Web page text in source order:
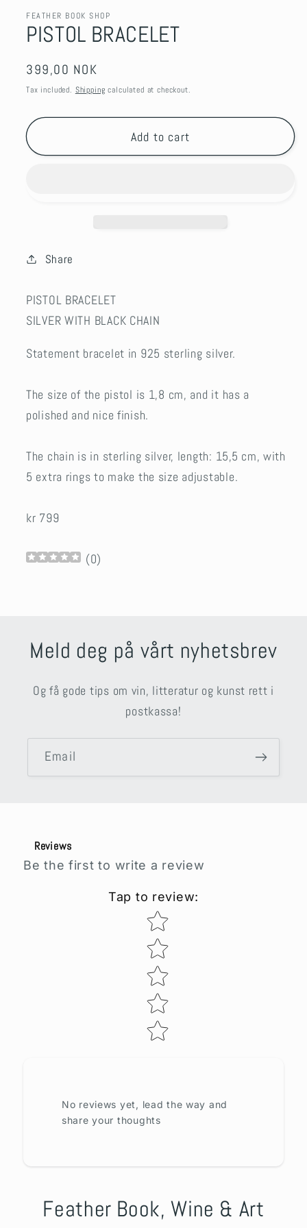
FEATHER BOOK SHOP
PISTOL BRACELET
Regular
price
399,00 NOK
Tax included. Shipping calculated at checkout.
Add to cart
Share
PISTOL BRACELET
SILVER WITH BLACK CHAIN
Statement bracelet in 925 sterling silver.
The size of the pistol is 1,8 cm, and it has a
polished and nice finish.
The chain is in sterling silver, length: 15,5 cm, with
5 extra rings to make the size adjustable.
kr 799
(0)
Meld deg på vårt nyhetsbrev
Og få gode tips om vin, litteratur og kunst rett i
postkassa!
Email
Reviews
Be the first to write a review
Tap to review:
Star rating
No reviews yet, lead the way and
share your thoughts
Feather Book, Wine & Art